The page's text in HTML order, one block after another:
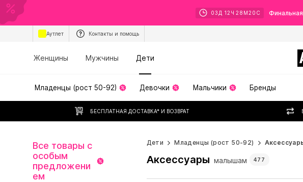
03 Д 12 Ч 28 М 18 С
Аутлет Контакты и помощь
Женщины Мужчины Дети
Младенцы (рост 50-92) Девочки Мальчики Бренды
БЕСПЛАТНАЯ ДОСТАВКА* И ВОЗВРАТ
Все товары с
особым
предложени
ем
Дети Младенцы (рост 50-92)
Аксессуары малышам 477